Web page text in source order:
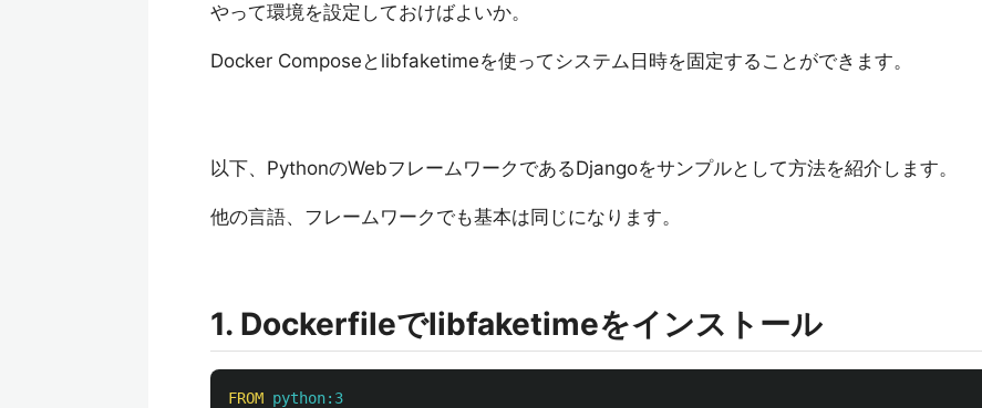
やって環境を設定しておけばよいか。
Docker Composeとlibfaketimeを使ってシステム日時を固定することができます。
以下、PythonのWebフレームワークであるDjangoをサンプルとして方法を紹介します。
他の言語、フレームワークでも基本は同じになります。
1. Dockerfileでlibfaketimeをインストール
FROM python:3